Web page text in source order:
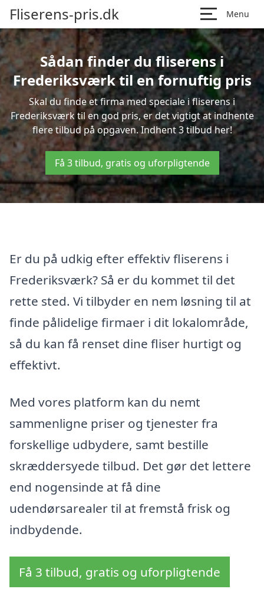
Fliserens-pris.dk Menu
Sådan finder du fliserens i
Frederiksværk til en fornuftig pris
Skal du finde et firma med speciale i fliserens i
Frederiksværk til en god pris, er det vigtigt at indhente
flere tilbud på opgaven. Indhent 3 tilbud her!
Få 3 tilbud, gratis og uforpligtende
Er du på udkig efter effektiv fliserens i
Frederiksværk? Så er du kommet til det
rette sted. Vi tilbyder en nem løsning til at
finde pålidelige firmaer i dit lokalområde,
så du kan få renset dine fliser hurtigt og
effektivt.
Med vores platform kan du nemt
sammenligne priser og tjenester fra
forskellige udbydere, samt bestille
skræddersyede tilbud. Det gør det lettere
end nogensinde at få dine
udendørsarealer til at fremstå frisk og
indbydende.
Få 3 tilbud, gratis og uforpligtende